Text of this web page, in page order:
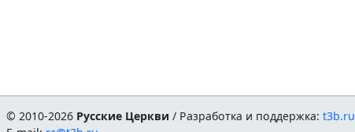
© 2010-2026 Русские Церкви / Разработка и поддержка:t3b.ru